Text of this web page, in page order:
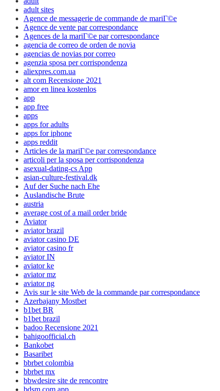
adult sites
Agence de messagerie de commande de mariГ©e
Agence de vente par correspondance
Agences de la mariГ©e par correspondance
agencia de correo de orden de novia
agencias de novias por correo
agenzia sposa per corrispondenza
aliexpres.com.ua
alt com Recensione 2021
amor en linea kostenlos
app
app free
apps
apps for adults
apps for iphone
apps reddit
Articles de la mariГ©e par correspondance
articoli per la sposa per corrispondenza
asexual-dating-cs App
asian-culture-festival.dk
Auf der Suche nach Ehe
Auslandische Brute
austria
average cost of a mail order bride
Aviator
aviator brazil
aviator casino DE
aviator casino fr
aviator IN
aviator ke
aviator mz
aviator ng
Avis sur le site Web de la commande par correspondance
Azerbajany Mostbet
b1bet BR
b1bet brazil
badoo Recensione 2021
bahigoofficial.ch
Bankobet
Basaribet
bbrbet colombia
bbrbet mx
bbwdesire site de rencontre